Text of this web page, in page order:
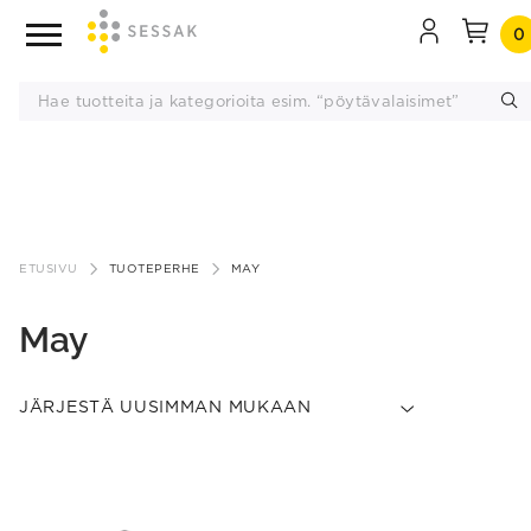
sisältöön
0
ETUSIVU TUOTEPERHE MAY
May